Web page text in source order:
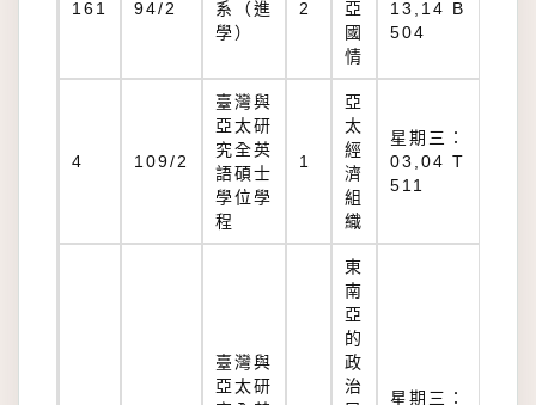
161 94/2
系（進
學）
2
亞
國
情
13,14 B
504
4 109/2
臺灣與
亞太研
究全英
語碩士
學位學
程
1
亞
太
經
濟
組
織
星期三：
03,04 T
511
臺灣與
亞太研
東
南
亞
的
政
治
星期三：